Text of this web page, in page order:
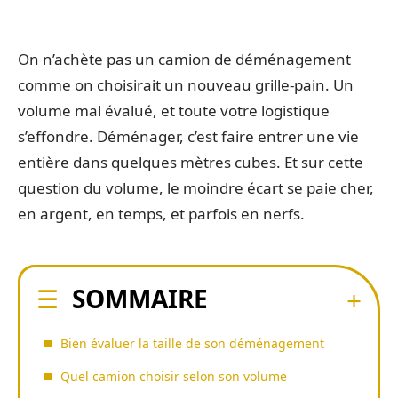
On n’achète pas un camion de déménagement
comme on choisirait un nouveau grille-pain. Un
volume mal évalué, et toute votre logistique
s’effondre. Déménager, c’est faire entrer une vie
entière dans quelques mètres cubes. Et sur cette
question du volume, le moindre écart se paie cher,
en argent, en temps, et parfois en nerfs.
SOMMAIRE
Bien évaluer la taille de son déménagement
Quel camion choisir selon son volume